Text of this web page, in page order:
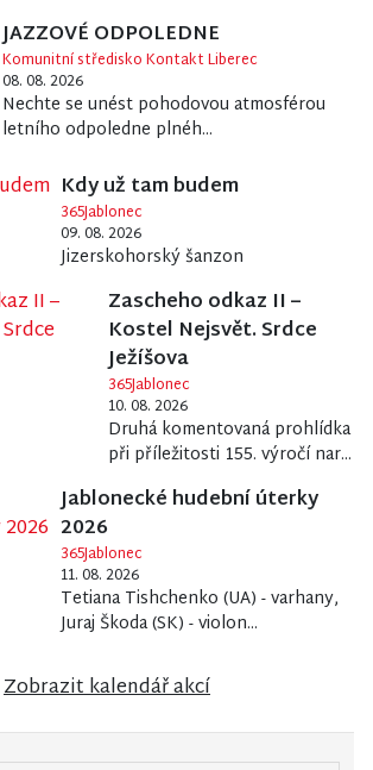
JAZZOVÉ ODPOLEDNE
Komunitní středisko Kontakt Liberec
08. 08. 2026
Nechte se unést pohodovou atmosférou
letního odpoledne plnéh...
Kdy už tam budem
365Jablonec
09. 08. 2026
Jizerskohorský šanzon
Zascheho odkaz II –
Kostel Nejsvět. Srdce
Ježíšova
365Jablonec
10. 08. 2026
Druhá komentovaná prohlídka
při příležitosti 155. výročí nar...
Jablonecké hudební úterky
2026
365Jablonec
11. 08. 2026
Tetiana Tishchenko (UA) - varhany,
Juraj Škoda (SK) - violon...
Zobrazit kalendář akcí